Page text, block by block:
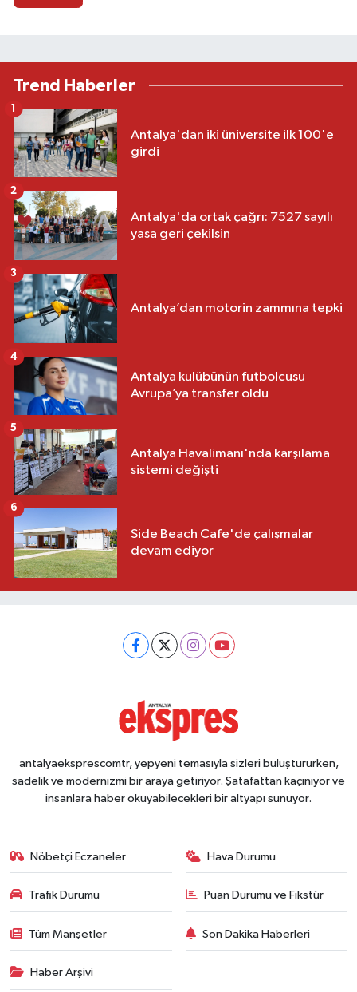
Trend Haberler
Antalya'dan iki üniversite ilk 100'e
girdi
1
Antalya'da ortak çağrı: 7527 sayılı
yasa geri çekilsin
2
Antalya’dan motorin zammına tepki
3
Antalya kulübünün futbolcusu
Avrupa’ya transfer oldu
4
Antalya Havalimanı'nda karşılama
sistemi değişti
5
Side Beach Cafe'de çalışmalar
devam ediyor
6
antalyaeksprescomtr, yepyeni temasıyla sizleri buluştururken,
sadelik ve modernizmi bir araya getiriyor. Şatafattan kaçınıyor ve
insanlara haber okuyabilecekleri bir altyapı sunuyor.
Nöbetçi Eczaneler Hava Durumu
Trafik Durumu Puan Durumu ve Fikstür
Tüm Manşetler Son Dakika Haberleri
Haber Arşivi